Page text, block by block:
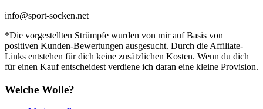
info@sport-socken.net
*Die vorgestellten Strümpfe wurden von mir auf Basis von
positiven Kunden-Bewertungen ausgesucht. Durch die Affiliate-
Links entstehen für dich keine zusätzlichen Kosten. Wenn du dich
für einen Kauf entscheidest verdiene ich daran eine kleine Provision.
Welche Wolle?